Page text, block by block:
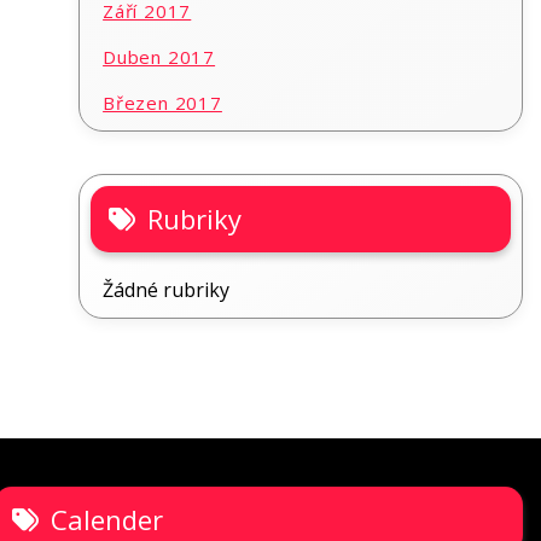
Září 2017
Duben 2017
Březen 2017
Rubriky
Žádné rubriky
Calender